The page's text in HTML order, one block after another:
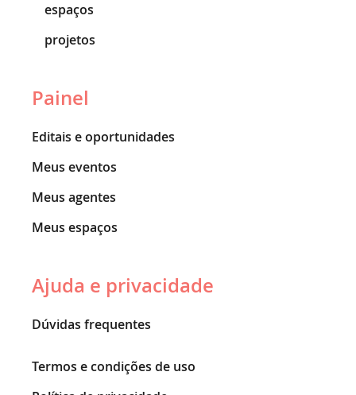
espaços
projetos
Painel
Editais e oportunidades
Meus eventos
Meus agentes
Meus espaços
Ajuda e privacidade
Dúvidas frequentes
Termos e condições de uso